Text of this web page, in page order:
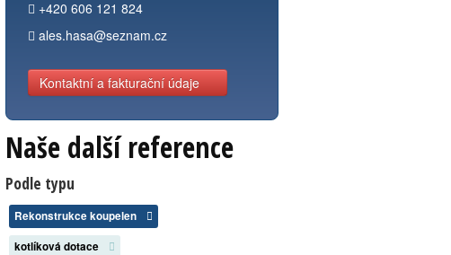
+420 606 121 824
ales.hasa@seznam.cz
Kontaktní a fakturační údaje
Naše další reference
Podle typu
Rekonstrukce koupelen
kotlíková dotace